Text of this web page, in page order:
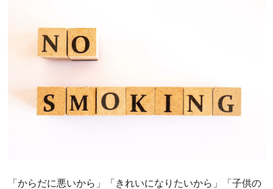
「からだに悪いから」「きれいになりたいから」「子供の